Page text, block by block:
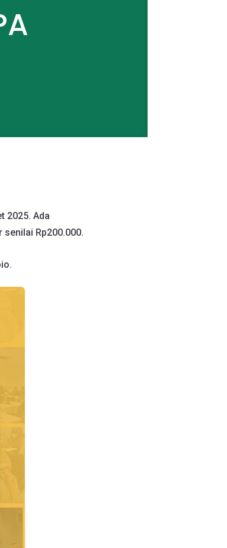
2025. Ada
Rp200.000.